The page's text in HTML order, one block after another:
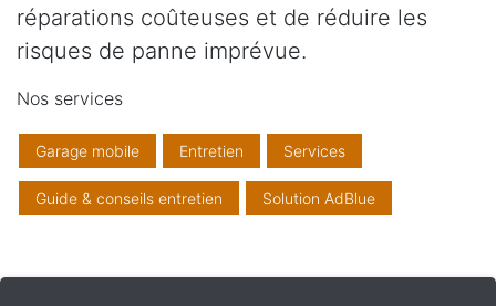
réparations coûteuses et de réduire les
risques de panne imprévue.
Nos services
Garage mobile Entretien Services
Guide & conseils entretien Solution AdBlue